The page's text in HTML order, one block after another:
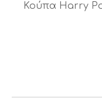
Κούπα Harry